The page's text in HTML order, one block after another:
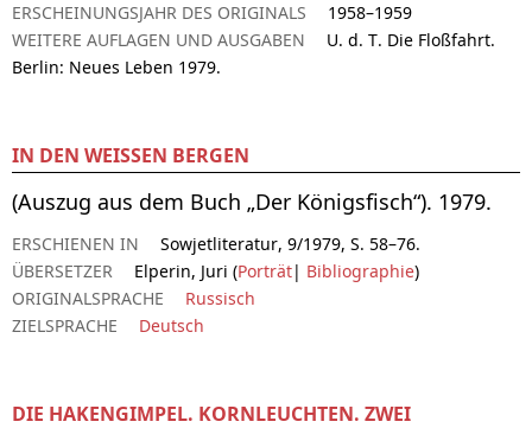
ERSCHEINUNGSJAHR DES ORIGINALS
1958–1959
WEITERE AUFLAGEN UND AUSGABEN
U. d. T. Die Floßfahrt.
Berlin: Neues Leben 1979.
IN DEN WEISSEN BERGEN
(Auszug aus dem Buch „Der Königsfisch“). 1979.
ERSCHIENEN IN
Sowjetliteratur, 9/1979, S. 58–76.
ÜBERSETZER
Elperin, Juri (Porträt| Bibliographie)
ORIGINALSPRACHE
Russisch
ZIELSPRACHE
Deutsch
DIE HAKENGIMPEL. KORNLEUCHTEN. ZWEI